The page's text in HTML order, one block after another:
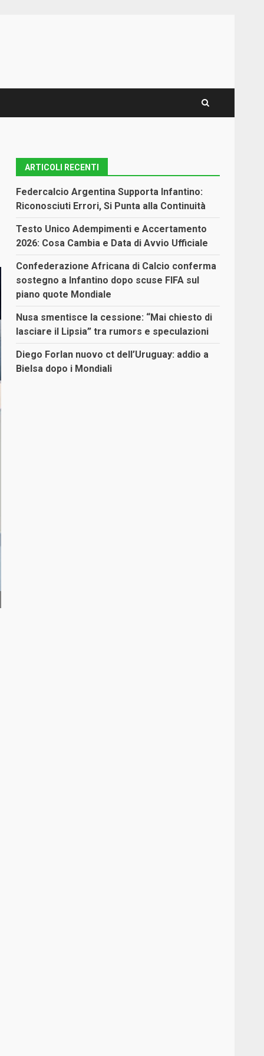
ARTICOLI RECENTI
Federcalcio Argentina Supporta Infantino:
Riconosciuti Errori, Si Punta alla Continuità
Testo Unico Adempimenti e Accertamento
2026: Cosa Cambia e Data di Avvio Ufficiale
Confederazione Africana di Calcio conferma
sostegno a Infantino dopo scuse FIFA sul
piano quote Mondiale
Nusa smentisce la cessione: “Mai chiesto di
lasciare il Lipsia” tra rumors e speculazioni
Diego Forlan nuovo ct dell’Uruguay: addio a
Bielsa dopo i Mondiali